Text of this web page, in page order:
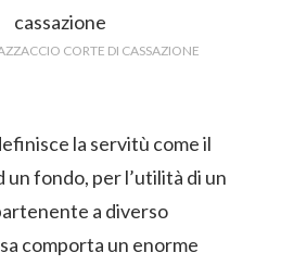
CORTE DI CASSAZIONE
la servitù come il
un fondo, per l’utilità di un
a diverso
comporta un enorme